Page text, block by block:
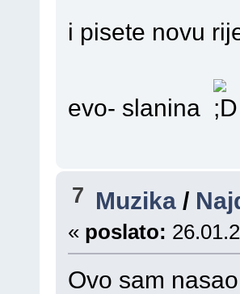
i pisete novu
evo- slanina
7 Muzika /
« poslato:
Ovo sam